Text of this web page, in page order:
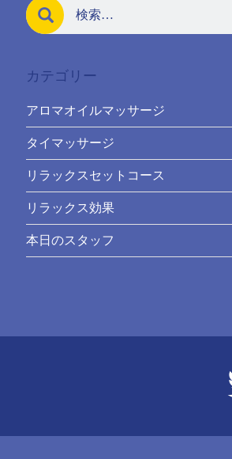
カテゴリー
アロマオイルマッサージ
タイマッサージ
リラックスセットコース
リラックス効果
本日のスタッフ